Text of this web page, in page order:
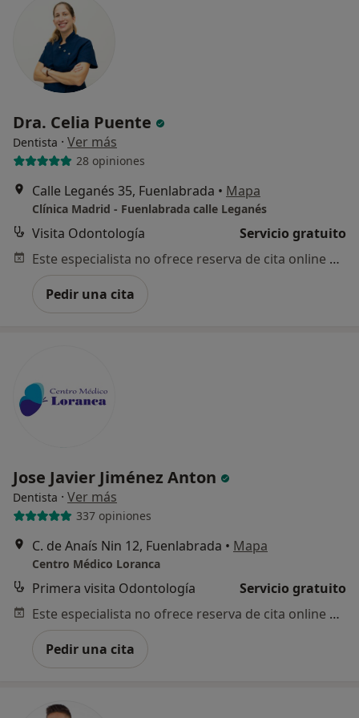
Dra. Celia Puente
Dentista · Ver más
28 opiniones
Calle Leganés 35, Fuenlabrada • Mapa
Clínica Madrid - Fuenlabrada calle Leganés
Visita Odontología
Servicio gratuito
Este especialista no ofrece reserva de cita online en esta dirección.
Pedir una cita
Jose Javier Jiménez Anton
Dentista · Ver más
337 opiniones
C. de Anaís Nin 12, Fuenlabrada • Mapa
Centro Médico Loranca
Primera visita Odontología
Servicio gratuito
Este especialista no ofrece reserva de cita online en esta dirección.
Pedir una cita